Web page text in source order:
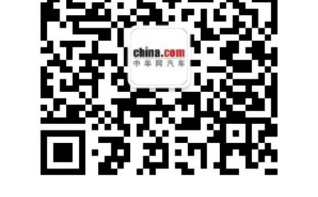
有型有范,全家活力出行
MPV也有型,展风翼前脸威猛霸气。传祺M6 P
RO 采用霸气贯穿大格栅箭羽式设计,日行灯与
格栅饰件形成“展风翼”主题,使得整个线条延展
更加自然、动感。